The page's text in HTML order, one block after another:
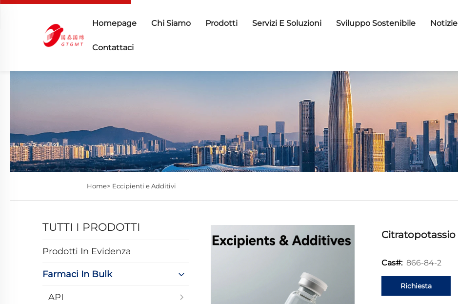
Homepage Chi Siamo Prodotti Servizi E Soluzioni Sviluppo Sostenibile Notizie
Contattaci
Home> Eccipienti e Additivi
TUTTI I PRODOTTI
Prodotti In Evidenza
Farmaci In Bulk
API
Citratopotassio
Cas#: 866-84-2
Richiesta